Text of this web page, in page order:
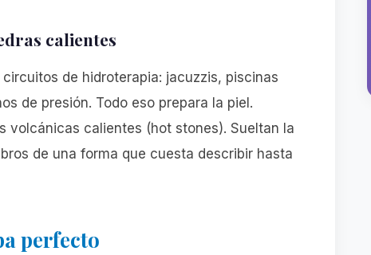
calientes
de hidroterapia: jacuzzis, piscinas
de presión. Todo eso prepara la piel.
volcánicas calientes (hot stones). Sueltan la
de una forma que cuesta describir hasta
perfecto